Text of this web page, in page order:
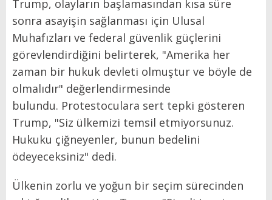
Trump, olayların başlamasından kısa süre
sonra asayişin sağlanması için Ulusal
Muhafızları ve federal güvenlik güçlerini
görevlendirdiğini belirterek, "Amerika her
zaman bir hukuk devleti olmuştur ve böyle de
olmalıdır" değerlendirmesinde
bulundu. Protestoculara sert tepki gösteren
Trump, "Siz ülkemizi temsil etmiyorsunuz.
Hukuku çiğneyenler, bunun bedelini
ödeyeceksiniz" dedi.
Ülkenin zorlu ve yoğun bir seçim sürecinden